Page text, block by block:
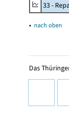
33 -
▴ nach oben
Das